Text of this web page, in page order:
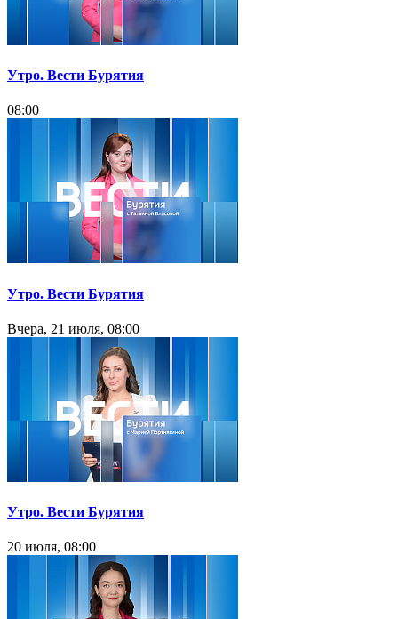
Утро. Вести Бурятия
08:00
Утро. Вести Бурятия
Вчера, 21 июля, 08:00
Утро. Вести Бурятия
20 июля, 08:00